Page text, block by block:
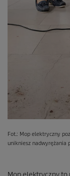
Fot.: Mop elektryczny
unikniesz nadwyrężania